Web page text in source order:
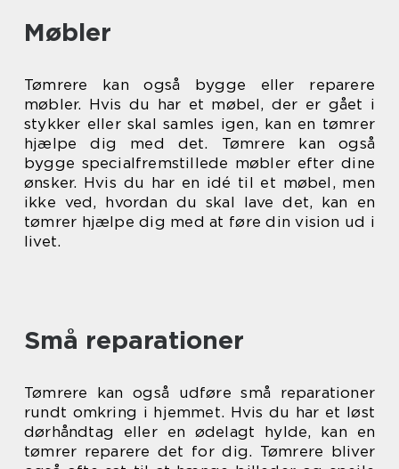
Møbler
Tømrere kan også bygge eller reparere
møbler. Hvis du har et møbel, der er gået i
stykker eller skal samles igen, kan en tømrer
hjælpe dig med det. Tømrere kan også
bygge specialfremstillede møbler efter dine
ønsker. Hvis du har en idé til et møbel, men
ikke ved, hvordan du skal lave det, kan en
tømrer hjælpe dig med at føre din vision ud i
livet.
Små reparationer
Tømrere kan også udføre små reparationer
rundt omkring i hjemmet. Hvis du har et løst
dørhåndtag eller en ødelagt hylde, kan en
tømrer reparere det for dig. Tømrere bliver